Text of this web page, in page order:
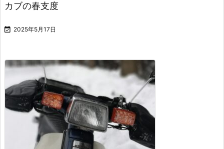
カブの春支度
 2025年5月17日